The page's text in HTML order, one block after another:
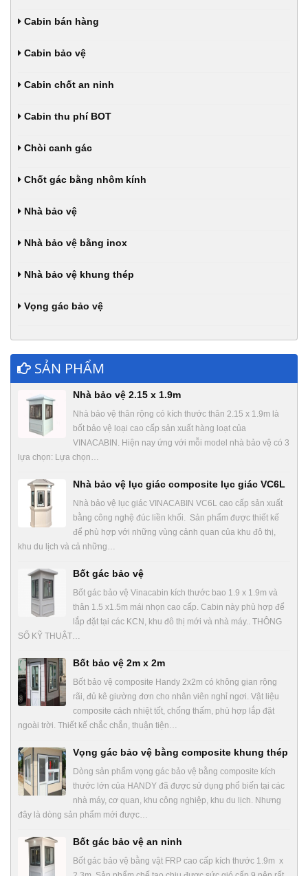
Cabin bán hàng
Cabin bảo vệ
Cabin chốt an ninh
Cabin thu phí BOT
Chòi canh gác
Chốt gác bằng nhôm kính
Nhà bảo vệ
Nhà bảo vệ bằng inox
Nhà bảo vệ khung thép
Vọng gác bảo vệ
SẢN PHẨM
Nhà bảo vệ 2.15 x 1.9m
Nhà bảo vệ thân rộng có kích thước thân 2.15 x 1.9m là
bốt bảo vệ loại cao cấp sản xuất hàng loạt của
VINACABIN. Hiện nay ứng với mỗi model nhà bảo vệ có 3
lựa chọn: Lựa chọn…
Nhà bảo vệ lục giác composite lục giác VC6L
Nhà bảo vệ lục giác VINACABIN VC6L cao cấp sản xuất
bằng công nghệ đúc liền khối. Sản phẩm được thiết kế
để phù hợp với những vùng cảnh quan của khu đô thị,
khu du lịch và cả những…
Bốt gác bảo vệ
Bốt gác bảo vệ Vinacabin kích thước bao 1.9 x 1.9m và
thân 1.5 x1.5m mái nhọn cao cấp. Cabin này phù hợp để
lắp đặt tại các KCN, khu đô thị mới và nhà máy.. THÔNG
SỐ KỸ THUẬT…
Bốt bảo vệ 2m x 2m
Bốt bảo vệ composite Handy 2x2m có không gian rộng
rãi, đủ kê giường đơn cho nhân viên nghỉ ngơi. Vật liệu
composite cách nhiệt tốt, chống thấm, phù hợp lắp đặt
ngoài trời. Thiết kế chắc chắn, thuận tiện…
Vọng gác bảo vệ bằng composite khung thép
Dòng sản phẩm vọng gác bảo vệ bằng composite kích
thước lớn của HANDY đã được sử dụng phổ biến tại các
nhà máy, cơ quan, khu công nghiệp, khu du lịch. Nhưng
đây là dòng sản phẩm mới được…
Bốt gác bảo vệ an ninh
Bốt gác bảo vệ bằng vật FRP cao cấp kích thước 1.9m x